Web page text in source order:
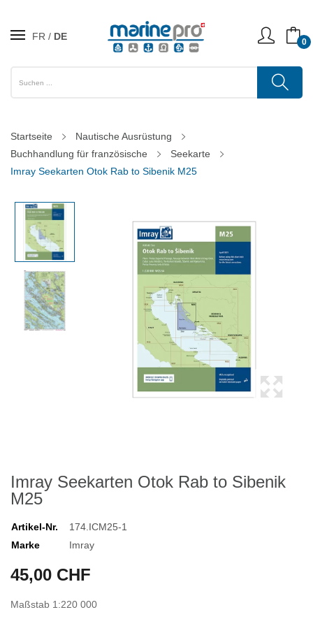
FR DE 0
Startseite
Nautische Ausrüstung
Buchhandlung für französische
Seekarte
Imray Seekarten Otok Rab to Sibenik M25
Imray Seekarten Otok Rab to Sibenik
M25
Artikel-Nr.
174.ICM25-1
Marke
Imray
45,00 CHF
Maßstab 1:220 000